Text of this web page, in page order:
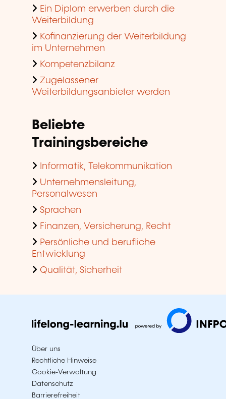
Ein Diplom erwerben durch die
Weiterbildung
Kofinanzierung der Weiterbildung
im Unternehmen
Kompetenzbilanz
Zugelassener
Weiterbildungsanbieter werden
Beliebte
Trainingsbereiche
Informatik, Telekommunikation
Unternehmensleitung,
Personalwesen
Sprachen
Finanzen, Versicherung, Recht
Persönliche und berufliche
Entwicklung
Qualität, Sicherheit
Über uns
Rechtliche Hinweise
Cookie-Verwaltung
Datenschutz
Barrierefreiheit